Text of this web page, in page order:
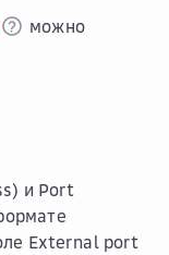
можно
и Port
External port